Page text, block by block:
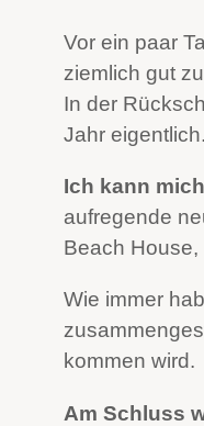
Vor ein paar
ziemlich gut
In der
Jahr
Ich kann
aufregende
Beach
Wie immer
kommen wird.
Am Schluss